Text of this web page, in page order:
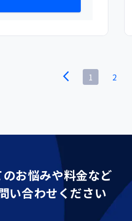
1 2
お悩みや料金など
い合わせください